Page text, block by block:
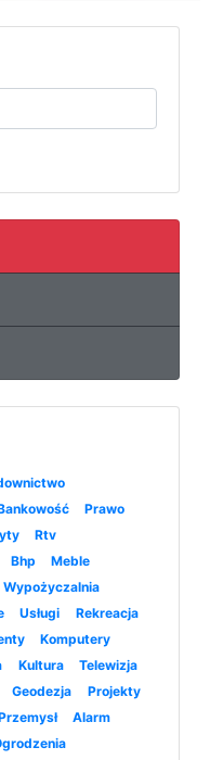
Prawo
Rtv
Bhp
Meble
Wypożyczalnia
Usługi
Rekreacja
Komputery
Kultura
Telewizja
Geodezja
Projekty
Alarm